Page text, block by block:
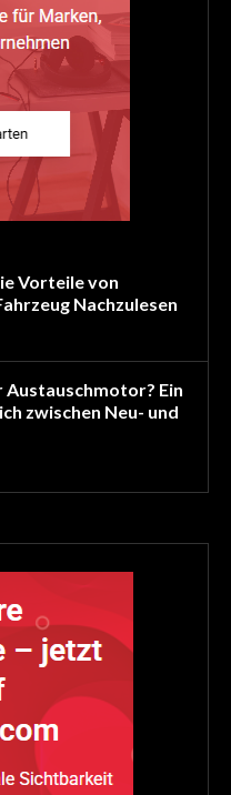
Vorteile von
Nachzulesen
Ein
zwischen Neu- und